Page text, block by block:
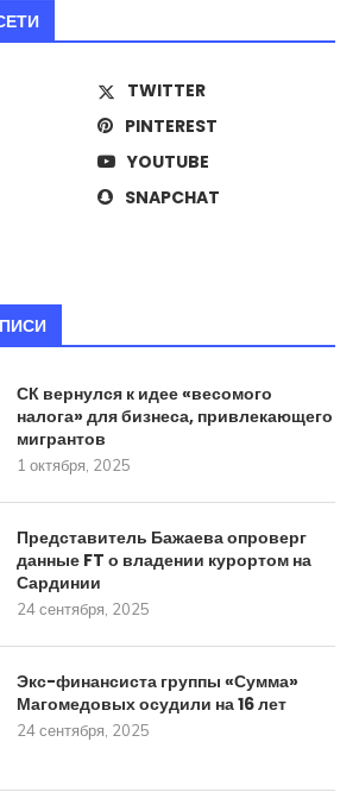
TWITTER
PINTEREST
YOUTUBE
SNAPCHAT
СК вернулся к идее «весомого
налога» для бизнеса, привлекающего
мигрантов
1 октября, 2025
Представитель Бажаева опроверг
данные FT о владении курортом на
Сардинии
24 сентября, 2025
Экс-финансиста группы «Сумма»
Магомедовых осудили на 16 лет
24 сентября, 2025